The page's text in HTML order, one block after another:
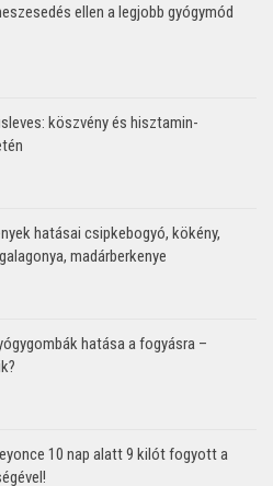
ellen a legjobb gyógymód
köszvény és hisztamin-
hatásai csipkebogyó, kökény,
madárberkenye
hatása a fogyásra –
10 nap alatt 9 kilót fogyott a